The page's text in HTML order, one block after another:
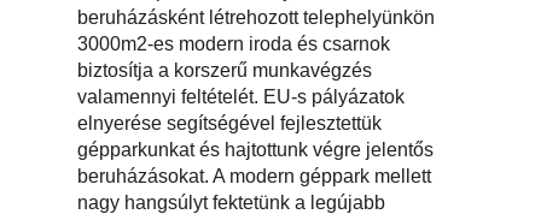
beruházásként létrehozott telephelyünkön
3000m2-es modern iroda és csarnok
biztosítja a korszerű munkavégzés
valamennyi feltételét. EU-s pályázatok
elnyerése segítségével fejlesztettük
gépparkunkat és hajtottunk végre jelentős
beruházásokat. A modern géppark mellett
nagy hangsúlyt fektetünk a legújabb